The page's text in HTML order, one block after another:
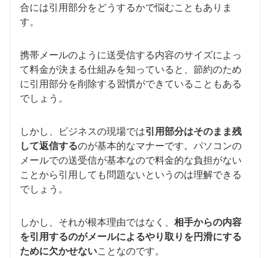
合には引用部分をどうするかで悩むこともありま
す。
携帯メールのように送受信する内容のサイズによっ
て料金が決まる仕組みを知っていると、節約のため
に引用部分を削除する習慣ができていることもある
でしょう。
しかし、ビジネスの現場では引用部分はそのまま残
して返信するのが基本的なマナーです。パソコンの
メールでの送受信が基本なので料金的な負担がない
ことから引用しても問題ないというのは理解できる
でしょう。
しかし、それが根本理由ではなく、 相手からの内容
を引用するのがメールによるやり取りを円滑にする
ために欠かせないことなのです。